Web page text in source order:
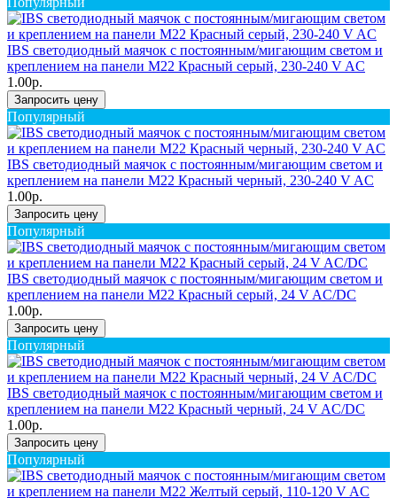
IBS светодиодный маячок с постоянным/мигающим светом и
креплением на панели M22 Красный серый, 230-240 V AC
1.00р.
Запросить цену
Популярный
IBS светодиодный маячок с постоянным/мигающим светом и
креплением на панели M22 Красный черный, 230-240 V AC
1.00р.
Запросить цену
Популярный
IBS светодиодный маячок с постоянным/мигающим светом и
креплением на панели M22 Красный серый, 24 V AC/DC
1.00р.
Запросить цену
Популярный
IBS светодиодный маячок с постоянным/мигающим светом и
креплением на панели M22 Красный черный, 24 V AC/DC
1.00р.
Запросить цену
Популярный